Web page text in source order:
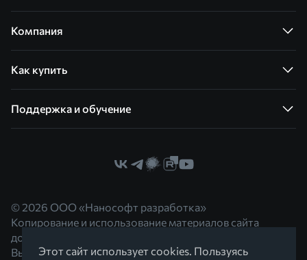
Компания
Как купить
Поддержка и обучение
© 2026 ООО «Нанософт разработка»
Копирование и использование материалов сайта
допускается с согласия правообладателя.
Вы можете обратиться к нам по адресу
Этот сайт использует cookies. Пользуясь